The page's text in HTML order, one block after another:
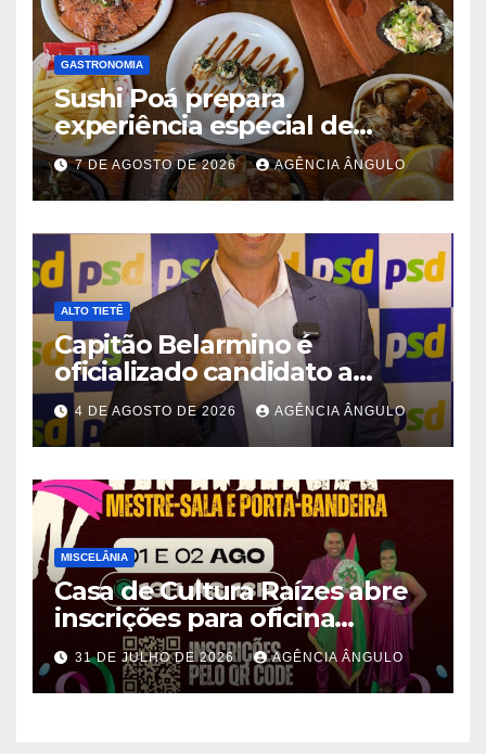
GASTRONOMIA
Sushi Poá prepara
experiência especial de
rodízio para o Dia dos Pais
7 DE AGOSTO DE 2026 AGÊNCIA ÂNGULO
ALTO TIETÊ
Capitão Belarmino é
oficializado candidato a
deputado estadual pelo PSD
durante convenção em São
Paulo
4 DE AGOSTO DE 2026 AGÊNCIA ÂNGULO
MISCELÂNIA
Casa de Cultura Raízes abre
inscrições para oficina
gratuita de Mestre-Sala e
Porta-Bandeira em Ferraz de
Vasconcelos
31 DE JULHO DE 2026 AGÊNCIA ÂNGULO